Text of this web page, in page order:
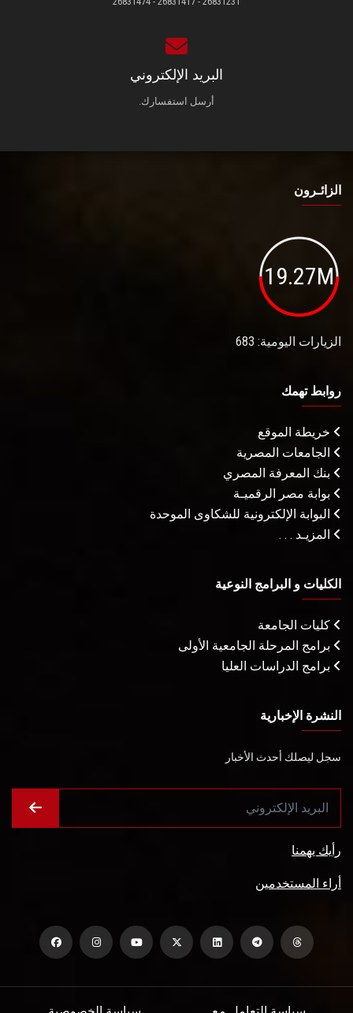
البريد الإلكتروني
أرسل استفسارك.
الزائـرون
19.27M
الزيارات اليومية: 683
روابط تهمك
خريطة الموقع
الجامعات المصرية
بنك المعرفة المصري
بوابة مصر الرقميـة
البوابة الإلكترونية للشكاوى الموحدة
المزيـد . . .
الكليات و البرامج النوعية
كليات الجامعة
برامج المرحلة الجامعية الأولى
برامج الدراسات العليا
النشرة الإخبارية
سجل ليصلك أحدث الأخبار
رأيك يهمنا
أراء المستخدمين